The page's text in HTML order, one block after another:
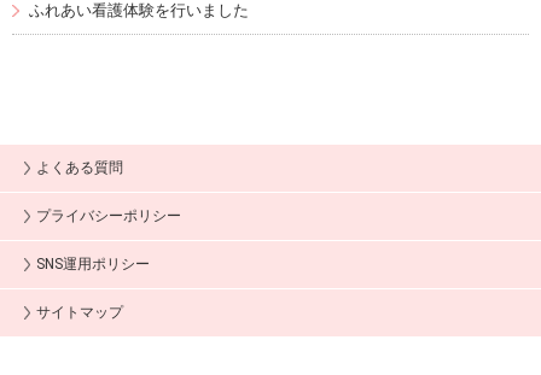
ふれあい看護体験を行いました
よくある質問
プライバシーポリシー
SNS運用ポリシー
サイトマップ